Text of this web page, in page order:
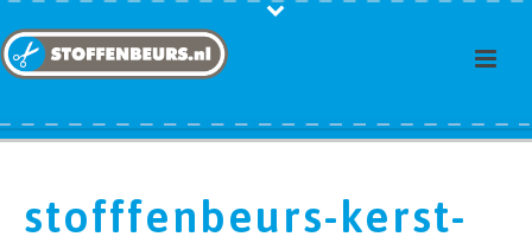
stofffenbeurs-kerst-